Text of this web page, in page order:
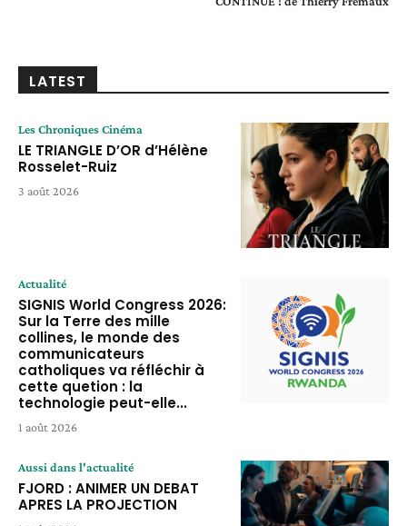
LATEST
Les Chroniques Cinéma
LE TRIANGLE D’OR d’Hélène
Rosselet-Ruiz
3 août 2026
Actualité
SIGNIS World Congress 2026:
Sur la Terre des mille
collines, le monde des
communicateurs
catholiques va réfléchir à
cette quetion : la
technologie peut-elle...
1 août 2026
Aussi dans l'actualité
FJORD : ANIMER UN DEBAT
APRES LA PROJECTION